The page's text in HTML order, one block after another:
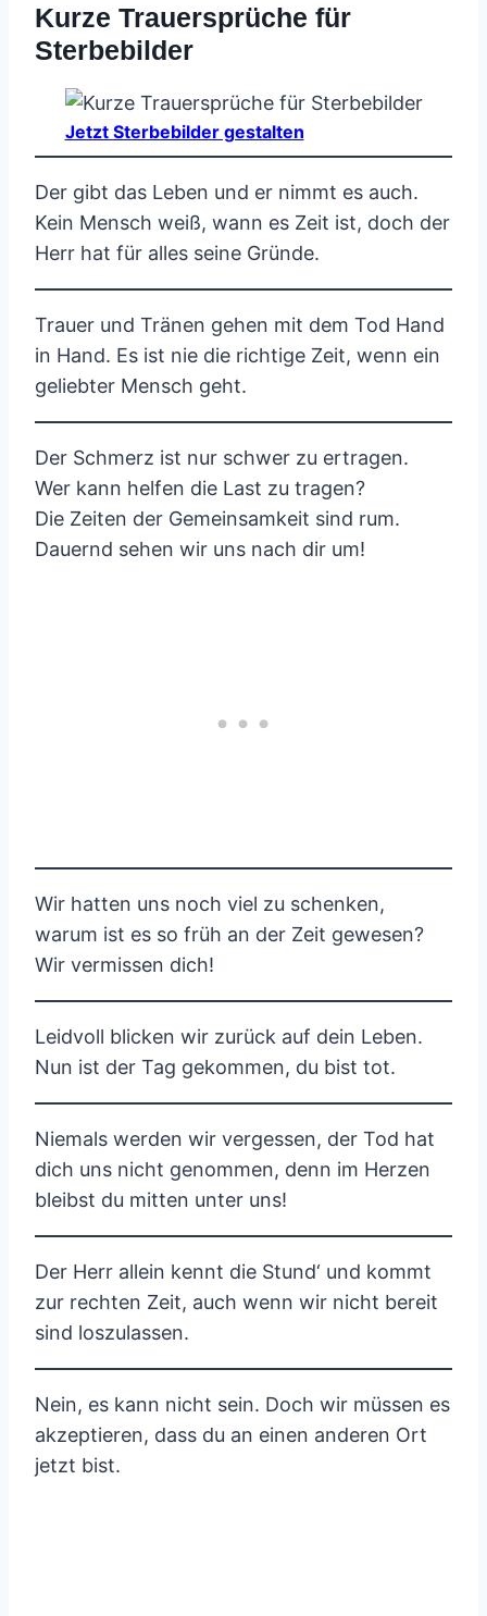
Kurze Trauersprüche für
Sterbebilder
Jetzt Sterbebilder gestalten
Der gibt das Leben und er nimmt es auch.
Kein Mensch weiß, wann es Zeit ist, doch der
Herr hat für alles seine Gründe.
Trauer und Tränen gehen mit dem Tod Hand
in Hand. Es ist nie die richtige Zeit, wenn ein
geliebter Mensch geht.
Der Schmerz ist nur schwer zu ertragen.
Wer kann helfen die Last zu tragen?
Die Zeiten der Gemeinsamkeit sind rum.
Dauernd sehen wir uns nach dir um!
Wir hatten uns noch viel zu schenken,
warum ist es so früh an der Zeit gewesen?
Wir vermissen dich!
Leidvoll blicken wir zurück auf dein Leben.
Nun ist der Tag gekommen, du bist tot.
Niemals werden wir vergessen, der Tod hat
dich uns nicht genommen, denn im Herzen
bleibst du mitten unter uns!
Der Herr allein kennt die Stund‘ und kommt
zur rechten Zeit, auch wenn wir nicht bereit
sind loszulassen.
Nein, es kann nicht sein. Doch wir müssen es
akzeptieren, dass du an einen anderen Ort
jetzt bist.